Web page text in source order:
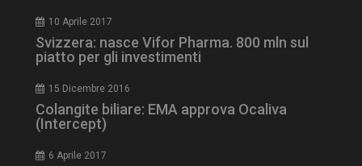
10 Aprile 2017
Svizzera: nasce Vifor Pharma. 800 mln sul
piatto per gli investimenti
15 Dicembre 2016
Colangite biliare: EMA approva Ocaliva
(Intercept)
6 Aprile 2017